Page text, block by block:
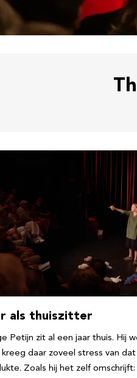
als thuiszitter
Petijn zit al een jaar thuis. Hij
daar zoveel stress van dat
Zoals hij het zelf